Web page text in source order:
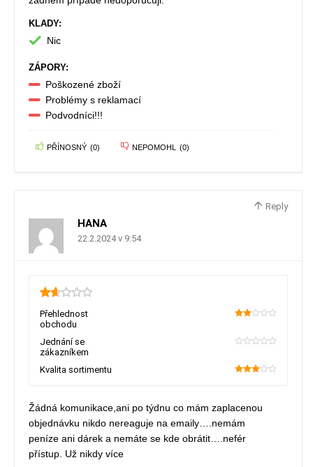
KLADY:
Nic
ZÁPORY:
Poškozené zboží
Problémy s reklamací
Podvodníci!!!
PŘÍNOSNÝ (0) NEPOMOHL (0)
Reply
HANA
22.2.2024 v 9:54
1.65
Přehlednost
obchodu
Jednání se
zákazníkem
Kvalita sortimentu
Žádná komunikace,ani po týdnu co mám zaplacenou
objednávku nikdo nereaguje na emaily….nemám
peníze ani dárek a nemáte se kde obrátit….nefér
přístup. Už nikdy více